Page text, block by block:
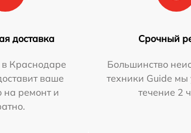
доставка
Краснодаре
ваше
на ремонт и
Срочный
Большинство
техники Guide мы
течение 2